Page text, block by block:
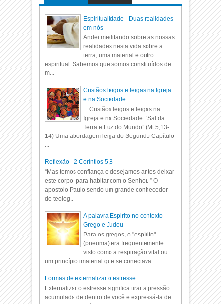
Espiritualidade - Duas realidades
em nós
Andei meditando sobre as nossas
realidades nesta vida sobre a
terra, uma material e outro
espiritual. Sabemos que somos constituídos de
m...
Cristãos leigos e leigas na Igreja
e na Sociedade
Cristãos leigos e leigas na
Igreja e na Sociedade: “Sal da
Terra e Luz do Mundo” (Mt 5,13-
14) Uma abordagem leiga do Segundo Capítulo
Reflexão - 2 Coríntios 5,8
“Mas temos confiança e desejamos antes deixar
este corpo, para habitar com o Senhor. ” O
apostolo Paulo sendo um grande conhecedor
de teolog...
A palavra Espirito no contexto
Grego e Judeu
Para os gregos, o "espírito"
(pneuma) era frequentemente
visto como a respiração vital ou
um princípio imaterial que se conectava ...
Formas de externalizar o estresse
Externalizar o estresse significa tirar a pressão
acumulada de dentro de você e expressá-la de